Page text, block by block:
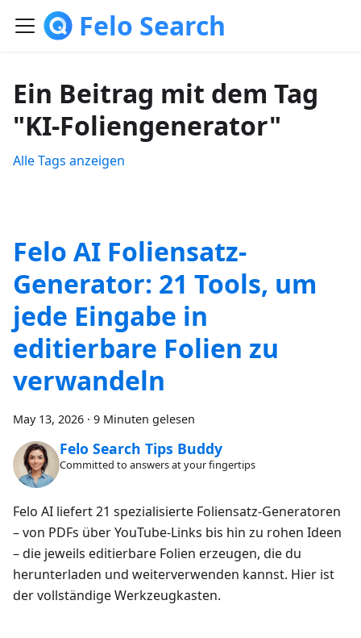
Felo Search
Ein Beitrag mit dem Tag
"KI-Foliengenerator"
Alle Tags anzeigen
Felo AI Foliensatz-
Generator: 21 Tools, um
jede Eingabe in
editierbare Folien zu
verwandeln
May 13, 2026 · 9 Minuten gelesen
Felo Search Tips Buddy
Committed to answers at your fingertips
Felo AI liefert 21 spezialisierte Foliensatz-Generatoren
– von PDFs über YouTube-Links bis hin zu rohen Ideen
– die jeweils editierbare Folien erzeugen, die du
herunterladen und weiterverwenden kannst. Hier ist
der vollständige Werkzeugkasten.